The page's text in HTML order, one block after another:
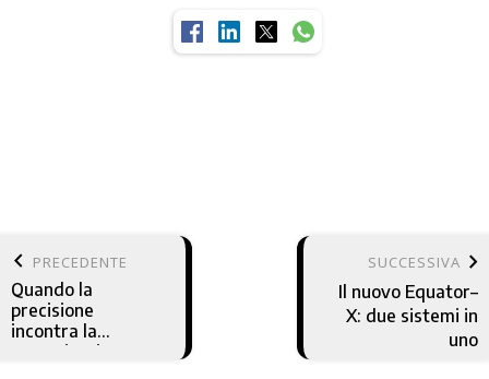
keyboard_arrow_left PRECEDENTE
Quando la
precisione
incontra la
comunicazione
SUCCESSIVA keyboard_arrow_right
Il nuovo Equator–
X: due sistemi in
uno